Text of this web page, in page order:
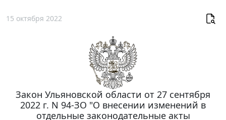
15 октября 2022
Закон Ульяновской области от 27 сентября
2022 г. N 94-ЗО "О внесении изменений в
отдельные законодательные акты